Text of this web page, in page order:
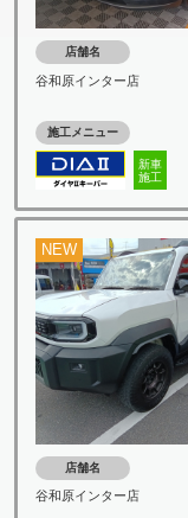
店舗名
谷和原インター店
施工メニュー
新車
施工
NEW
店舗名
谷和原インター店